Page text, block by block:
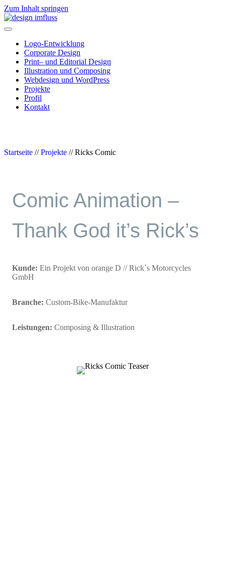
Zum Inhalt springen
Navigation
Logo-Entwicklung
Corporate Design
Print– und Editorial Design
Illustration und Composing
Webdesign und WordPress
Projekte
Profil
Kontakt
Startseite //Projekte //Ricks Comic
Comic Animation –
Thank God it’s Rick’s
Kunde: Ein Projekt von orange D // Rick´s Motorcycles
GmbH
Branche: Custom-Bike-Manufaktur
Leistungen: Composing & Illustration